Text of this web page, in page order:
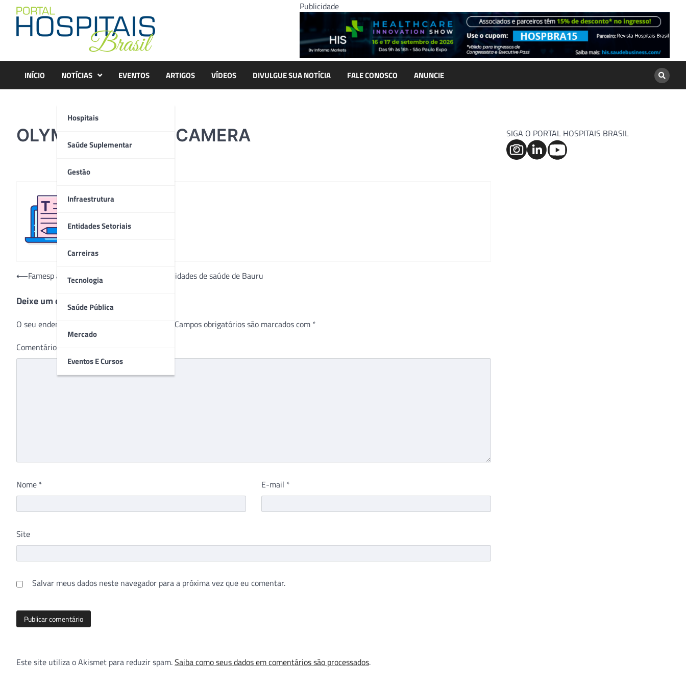
content
Publicidade
INÍCIO NOTÍCIAS
Hospitais
Saúde Suplementar
Gestão
Infraestrutura
Entidades Setoriais
Carreiras
Tecnologia
Saúde Pública
Mercado
Eventos E Cursos
EVENTOS ARTIGOS VÍDEOS DIVULGUE SUA NOTÍCIA FALE CONOSCO ANUNCIE
OLYMPUS DIGITAL CAMERA
Navegação
Post
⟵Famesp abre vagas para 15 funções em unidades de saúde de Bauru
Deixe um comentário
O seu endereço de e-mail não será publicado. Campos obrigatórios são marcados com *
Comentário
Nome * E-mail *
Site
Salvar meus dados neste navegador para a próxima vez que eu comentar.
Este site utiliza o Akismet para reduzir spam.Saiba como seus dados em comentários são processados.
SIGA O PORTAL HOSPITAIS BRASIL